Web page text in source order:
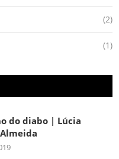
(2)
(1)
do diabo | Lúcia